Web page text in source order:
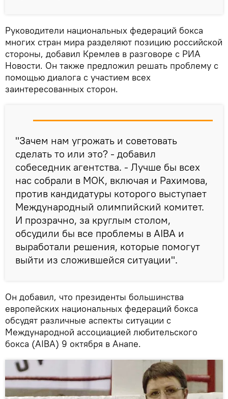
Руководители национальных федераций бокса
многих стран мира разделяют позицию российской
стороны, добавил Кремлев в разговоре с РИА
Новости. Он также предложил решать проблему с
помощью диалога с участием всех
заинтересованных сторон.
"Зачем нам угрожать и советовать
сделать то или это? - добавил
собеседник агентства. - Лучше бы всех
нас собрали в МОК, включая и Рахимова,
против кандидатуры которого выступает
Международный олимпийский комитет.
И прозрачно, за круглым столом,
обсудили бы все проблемы в AIBA и
выработали решения, которые помогут
выйти из сложившейся ситуации".
Он добавил, что президенты большинства
европейских национальных федераций бокса
обсудят различные аспекты ситуации с
Международной ассоциацией любительского
бокса (AIBA) 9 октября в Анапе.